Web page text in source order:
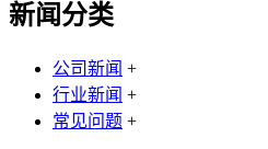
新闻分类
公司新闻 +
行业新闻 +
常见问题 +